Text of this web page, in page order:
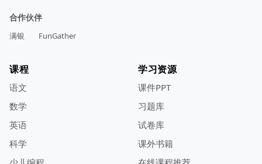
合作伙伴
满银 FunGather
课程
语文
数学
英语
科学
学习资源
课件PPT
习题库
试卷库
课外书籍